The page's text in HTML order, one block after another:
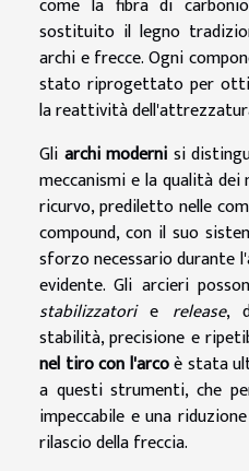
come la fibra di
sostituito il legno
archi e frecce. Ogni
stato riprogettato per
la reattività
Gli archi moderni si
meccanismi e la qualità
ricurvo, prediletto nelle
compound, con il suo
sforzo necessario durante
evidente. Gli arcieri
stabilizzatorie release,
stabilità, precisione e
nel tiro con l'arcoè stata
a questi strumenti, che
impeccabile e una
rilascio della freccia.